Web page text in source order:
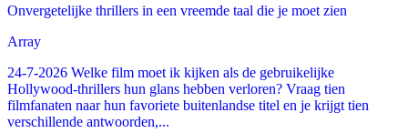
Onvergetelijke thrillers in een vreemde taal die je moet zien
Array
24-7-2026 Welke film moet ik kijken als de gebruikelijke
Hollywood-thrillers hun glans hebben verloren? Vraag tien
filmfanaten naar hun favoriete buitenlandse titel en je krijgt tien
verschillende antwoorden,...